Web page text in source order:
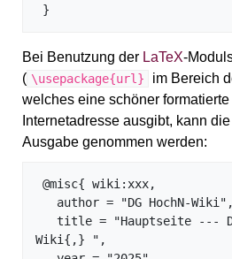
Bei Benutzung der LaTeX-
( \usepackage{url}
im Bereich
welches eine schöner formatierte
Internetadresse ausgibt, kann
Ausgabe genommen werden:
Wiki{,} ",